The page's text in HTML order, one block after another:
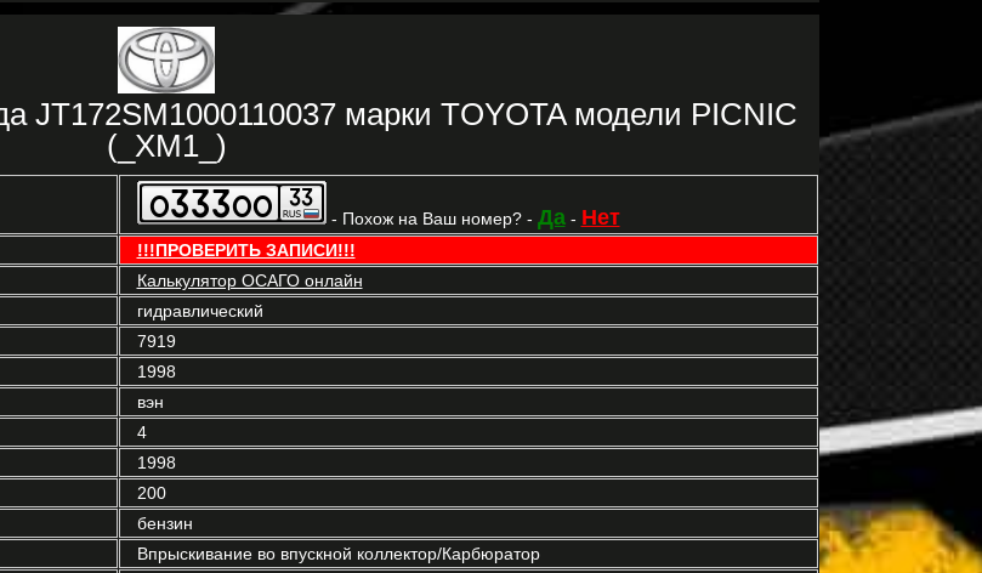
JT172SM1000110037 марки TOYOTA модели PICNIC
(_XM1_)
- Похож на Ваш номер? - Да- Нет
!!!ПРОВЕРИТЬ ЗАПИСИ!!!
Калькулятор ОСАГО онлайн
гидравлический
7919
1998
вэн
4
1998
200
бензин
Впрыскивание во впускной коллектор/Карбюратор